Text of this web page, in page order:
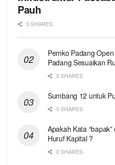
Pauh
0 SHARES
Pemko Padang
Padang Sesuaikan
0 SHARES
Sumbang 12 untuk
0 SHARES
Apakah Kata
Huruf Kapital ?
0 SHARES